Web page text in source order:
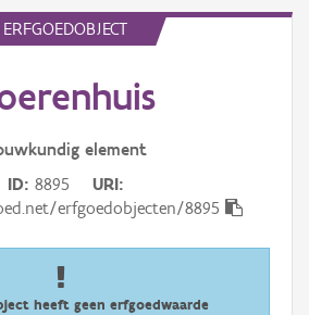
ERFGOEDOBJECT
element
ID 8895
URI
erfgoedobjecten/8895
heeft geen erfgoedwaarde